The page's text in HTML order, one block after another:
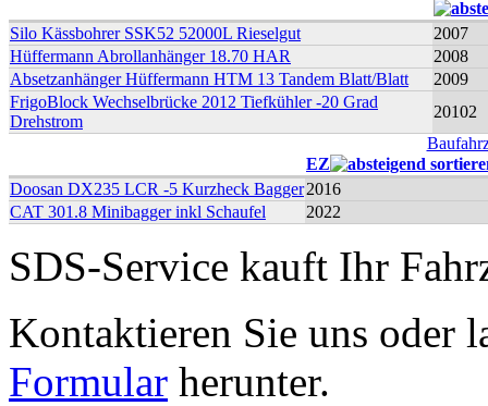
Silo Kässbohrer SSK52 52000L Rieselgut
2007
Hüffermann Abrollanhänger 18.70 HAR
2008
Absetzanhänger Hüffermann HTM 13 Tandem Blatt/Blatt
2009
FrigoBlock Wechselbrücke 2012 Tiefkühler -20 Grad
Drehstrom
20102
EZ
Doosan DX235 LCR -5 Kurzheck Bagger2016
CAT 301.8 Minibagger inkl Schaufel
2022
SDS-Service kauft Ihr
Kontaktieren Sie uns oder
Formular herunter.